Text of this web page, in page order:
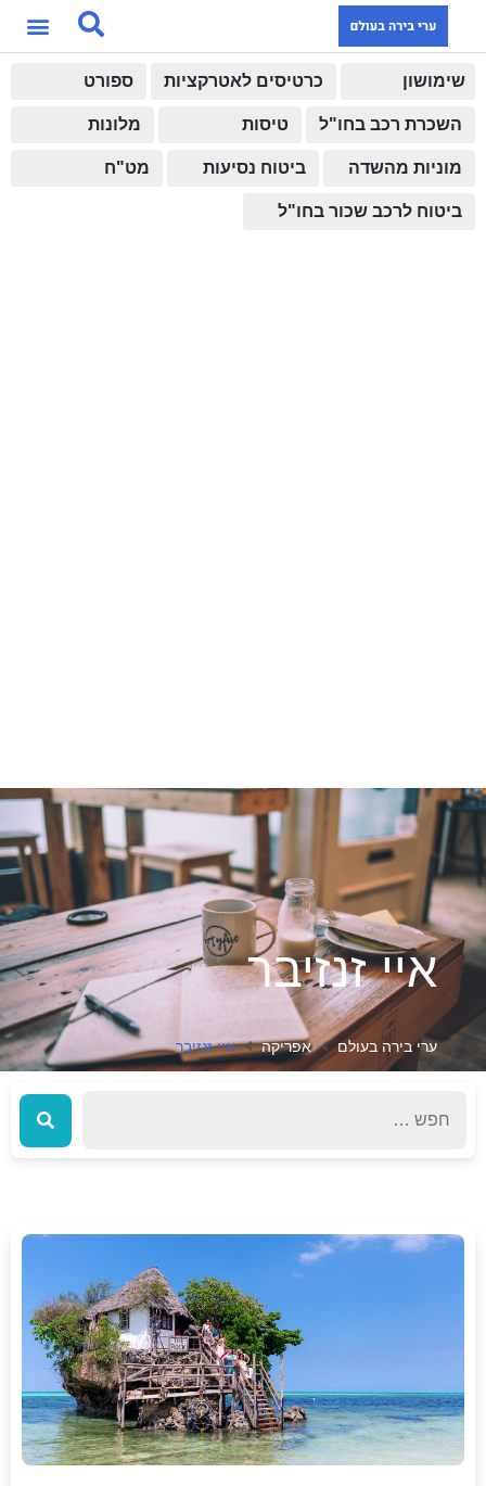
שימושון כרטיסים לאטרקציות ספורט
השכרת רכב בחו"ל טיסות מלונות
מוניות מהשדה ביטוח נסיעות מט"ח
ביטוח לרכב שכור בחו"ל
איי זנזיבר
ערי בירה בעולם אפריקה איי זנזיבר